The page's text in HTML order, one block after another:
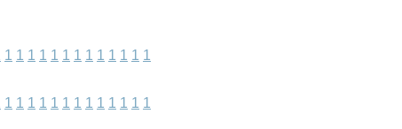
1 1 1 1 1 1 1 1 1 1 1 1 1
1 1 1 1 1 1 1 1 1 1 1 1 1